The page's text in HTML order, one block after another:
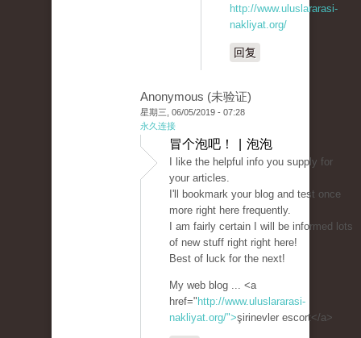
http://www.uluslararasi-
nakliyat.org/
回复
Anonymous (未验证)
星期三, 06/05/2019 - 07:28
永久连接
冒个泡吧！ | 泡泡
I like the helpful info you supply for
your articles.
I'll bookmark your blog and test once
more right here frequently.
I am fairly certain I will be informed lots
of new stuff right right here!
Best of luck for the next!
My web blog ... <a
href=" http://www.uluslararasi-
nakliyat.org/">şirinevler escort</a>